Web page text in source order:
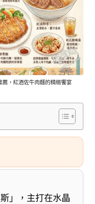
薦，紅酒佐牛肉麵的精緻饗宴
」，主打在水晶